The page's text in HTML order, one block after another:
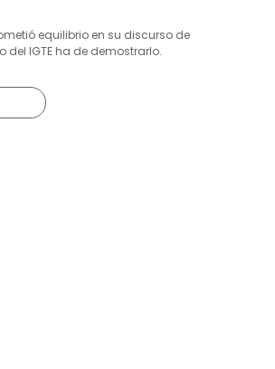
equilibrio en su discurso de
deI IGTE ha de demostrarlo.